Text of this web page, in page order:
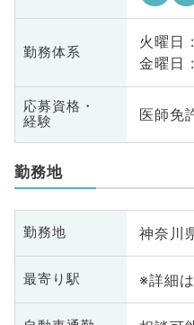
勤務体系
火曜日
金曜日
応募資格・
経験
医師免
勤務地
勤務地 神奈川
最寄り駅 ※詳細